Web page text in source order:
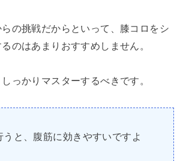
の挑戦だからといって、膝コロをシ
のはあまりおすすめしません。
っかりマスターするべきです。
うと、腹筋に効きやすいですよ